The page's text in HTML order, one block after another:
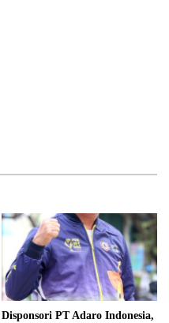
Disponsori PT Adaro Indonesia,